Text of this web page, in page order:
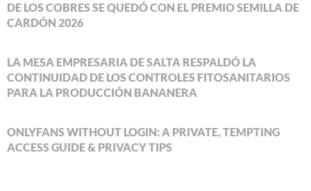
DE LOS COBRES SE QUEDÓ CON EL PREMIO SEMILLA DE
CARDÓN 2026
LA MESA EMPRESARIA DE SALTA RESPALDÓ LA
CONTINUIDAD DE LOS CONTROLES FITOSANITARIOS
PARA LA PRODUCCIÓN BANANERA
ONLYFANS WITHOUT LOGIN: A PRIVATE, TEMPTING
ACCESS GUIDE & PRIVACY TIPS